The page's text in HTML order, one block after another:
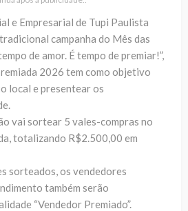
e Empresarial de Tupi Paulista
campanha do Mês das
de amor. É tempo de premiar!”,
2026 tem como objetivo
local e presentear os
vai sortear 5 vales-compras no
totalizando R$2.500,00 em
sorteados, os vendedores
também serão
“Vendedor Premiado”.